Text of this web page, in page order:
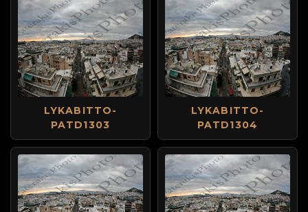
LYKABITTO-
PATD1303
LYKABITTO-
PATD1304